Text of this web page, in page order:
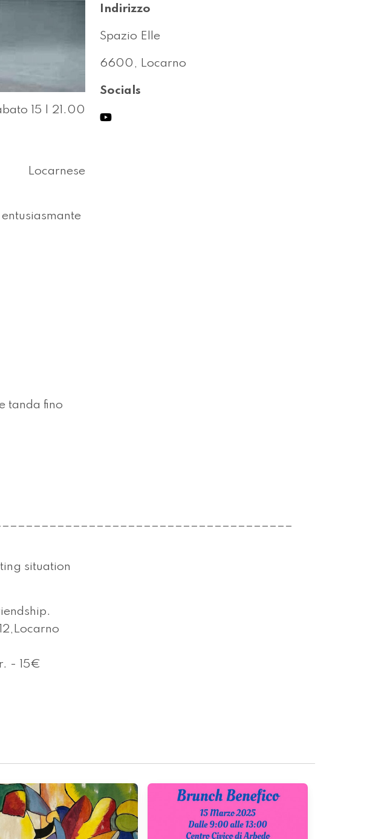
15 | 21.00
Locarnese
tanda fino
situation
- 15€
Indirizzo
Spazio Elle
6600, Locarno
Socials